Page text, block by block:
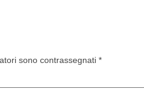
sono contrassegnati *